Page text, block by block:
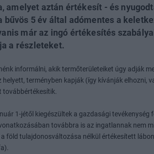
amelyet aztán értékesít - és
bűvös 5 év által adómentes a
már az ingó értékesítés
a részleteket.
informálni, akik termőterületeiket úgy adják
terményben kapják (így kívánják elhozni,
továbbértékesítik.
1-jétől kiegészültek a gazdasági tevékenység
továbbra is az ingatlannak nem
föld tulajdonosváltozása nélkül értékesített